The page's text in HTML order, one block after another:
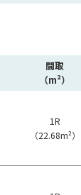
間取
（m²）
1R
（22.68m²）